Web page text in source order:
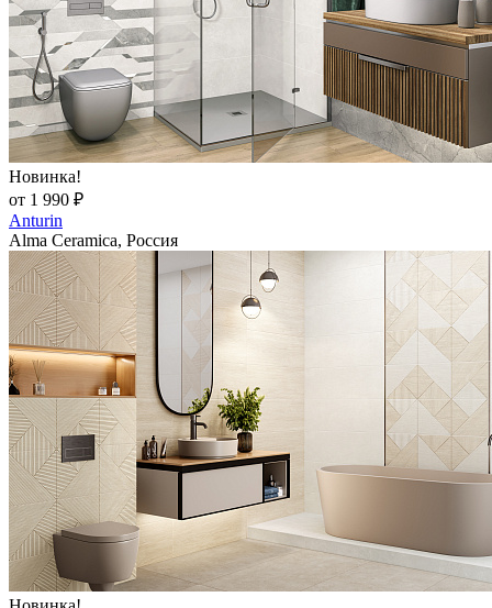
Новинка!
от 1 990 ₽
Anturin
Alma Ceramica, Россия